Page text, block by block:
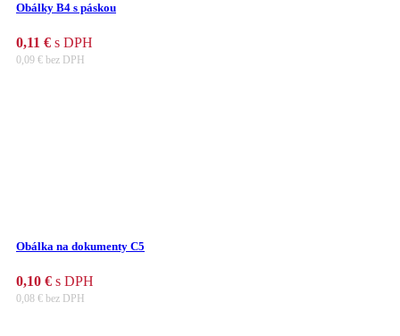
Obálky B4 s páskou
0,11 € s DPH
0,09 € bez DPH
Obálka na dokumenty C5
0,10 € s DPH
0,08 € bez DPH